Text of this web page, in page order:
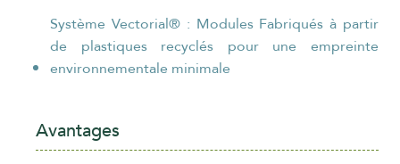
Système Vectorial® : Modules Fabriqués à partir
de plastiques recyclés pour une empreinte
environnementale minimale
Avantages